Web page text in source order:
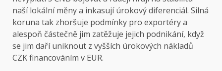
naší lokální měny a inkasují úrokový diferenciál. Silná
koruna tak zhoršuje podmínky pro exportéry a
alespoň částečně jim zatěžuje jejich podnikání, když
se jim daří uniknout z vyšších úrokových nákladů
CZK financováním v EUR.